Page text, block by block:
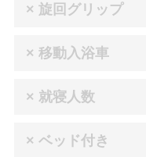
× 旋回グリップ
× 移動入浴車
× 就寝人数
× ベッド付き